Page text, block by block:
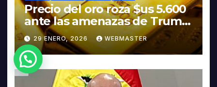
Precio del oro roza $us 5.600
ante las amenazas de Trump
contra Irán
29 ENERO, 2026 WEBMASTER